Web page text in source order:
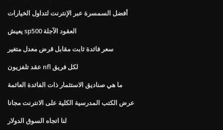
أفضل السمسرة عبر الإنترنت لتداول الخيارات
يعيش sp500 العقود الآجلة
سعر فائدة ثابت مقابل قرض معدل متغير
عقد تلفزيون nfl لكل فريق
ما هي صناديق الاستثمار ذات الفائدة العائمة
عرض الكتب المدرسية الكلية على الانترنت مجانا
لنا اتجاه السوق الدولار